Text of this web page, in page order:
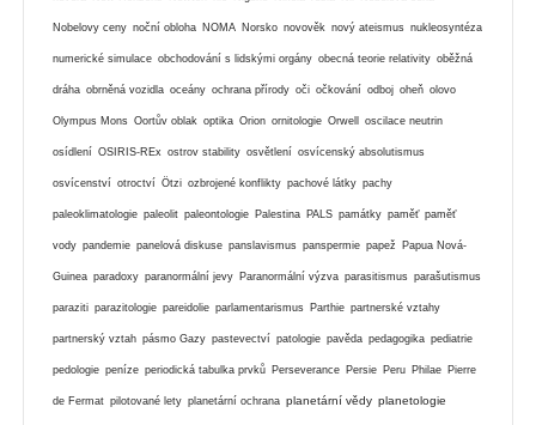
Nobelovy ceny noční obloha NOMA Norsko novověk nový ateismus nukleosyntéza
numerické simulace obchodování s lidskými orgány obecná teorie relativity oběžná
dráha obrněná vozidla oceány ochrana přírody oči očkování odboj oheň olovo
Olympus Mons Oortův oblak optika Orion ornitologie Orwell oscilace neutrin
osídlení OSIRIS-REx ostrov stability osvětlení osvícenský absolutismus
osvícenství otroctví Ötzi ozbrojené konflikty pachové látky pachy
paleoklimatologie paleolit paleontologie Palestina PALS památky paměť paměť
vody pandemie panelová diskuse panslavismus panspermie papež Papua Nová-
Guinea paradoxy paranormální jevy Paranormální výzva parasitismus parašutismus
paraziti parazitologie pareidolie parlamentarismus Parthie partnerské vztahy
partnerský vztah pásmo Gazy pastevectví patologie pavěda pedagogika pediatrie
pedologie peníze periodická tabulka prvků Perseverance Persie Peru Philae Pierre
de Fermat pilotované lety planetární ochrana planetární vědy planetologie